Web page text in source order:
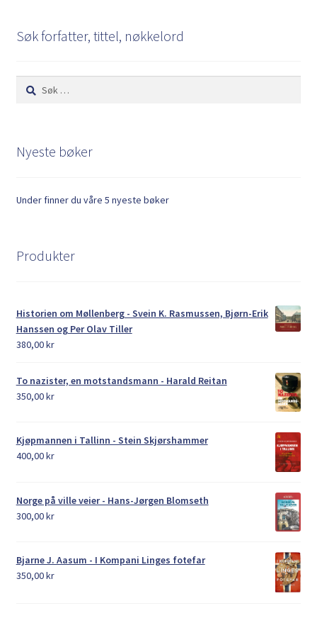
My Account
Personvernerklæring
Søk forfatter, tittel, nøkkelord
Søk
etter:
Nyeste bøker
Under finner du våre 5 nyeste bøker
Produkter
Historien om Møllenberg - Svein K. Rasmussen, Bjørn-Erik
Hanssen og Per Olav Tiller
380,00kr
To nazister, en motstandsmann - Harald Reitan
350,00kr
Kjøpmannen i Tallinn - Stein Skjørshammer
400,00kr
Norge på ville veier - Hans-Jørgen Blomseth
300,00kr
Bjarne J. Aasum - I Kompani Linges fotefar
350,00kr